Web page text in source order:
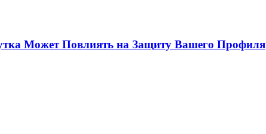
Может Повлиять на Защиту Вашего Профиля